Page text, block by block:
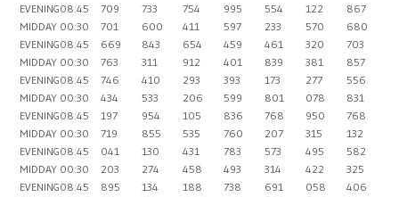
EVENING08:45 709 733 754 995 554 122
867
MIDDAY 00:30 701 600 411 597 233 570
680
EVENING08:45 669 843 654 459 461 320
703
MIDDAY 00:30 763 311 912 401 839 381
857
EVENING08:45 746 410 293 393 173 277
556
MIDDAY 00:30 434 533 206 599 801 078
831
EVENING08:45 197 954 105 836 768 950
768
MIDDAY 00:30 719 855 535 760 207 315
132
EVENING08:45 041 130 431 783 573 495
582
MIDDAY 00:30 203 274 458 493 314 422
325
EVENING08:45 895 134 188 738 691 058
406